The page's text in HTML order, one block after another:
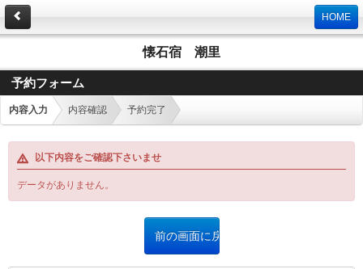
HOME
懐石宿 潮里
予約フォーム
内容入力 内容確認 予約完了
以下内容をご確認下さいませ
データがありません。